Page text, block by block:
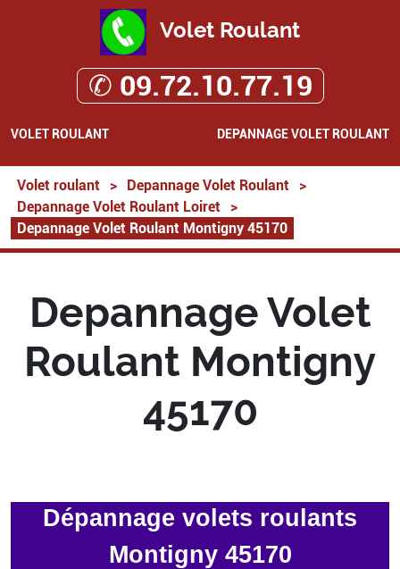
Volet Roulant
✆ 09.72.10.77.19
VOLET ROULANT DEPANNAGE VOLET ROULANT
Volet roulant > Depannage Volet Roulant
>
Depannage Volet Roulant Loiret
>
Depannage Volet Roulant Montigny 45170
Depannage Volet
Roulant Montigny
45170
Dépannage volets roulants
Montigny 45170